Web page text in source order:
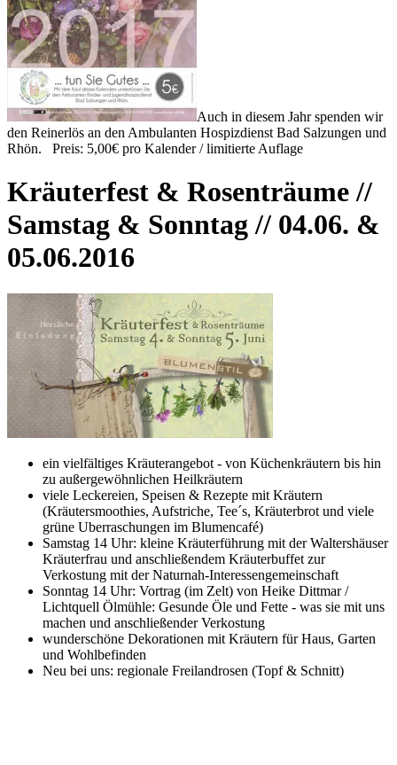
Auch in diesem Jahr spenden wir
den Reinerlös an den Ambulanten Hospizdienst Bad Salzungen und
Rhön. Preis: 5,00€ pro Kalender / limitierte Auflage
Kräuterfest & Rosenträume //
Samstag & Sonntag // 04.06. &
05.06.2016
ein vielfältiges Kräuterangebot - von Küchenkräutern bis hin
zu außergewöhnlichen Heilkräutern
viele Leckereien, Speisen & Rezepte mit Kräutern
(Kräutersmoothies, Aufstriche, Tee´s, Kräuterbrot und viele
grüne Uberraschungen im Blumencafé)
Samstag 14 Uhr: kleine Kräuterführung mit der Waltershäuser
Kräuterfrau und anschließendem Kräuterbuffet zur
Verkostung mit der Naturnah-Interessengemeinschaft
Sonntag 14 Uhr: Vortrag (im Zelt) von Heike Dittmar /
Lichtquell Ölmühle: Gesunde Öle und Fette - was sie mit uns
machen und anschließender Verkostung
wunderschöne Dekorationen mit Kräutern für Haus, Garten
und Wohlbefinden
Neu bei uns: regionale Freilandrosen (Topf & Schnitt)